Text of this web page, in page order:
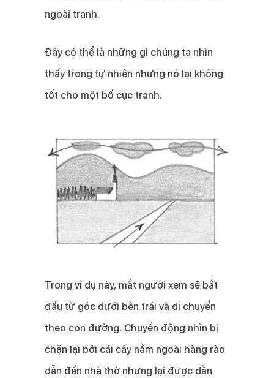
ngoài tranh.
Đây có thể là những gì chúng ta nhìn
thấy trong tự nhiên nhưng nó lại không
tốt cho một bố cục tranh.
Trong ví dụ này, mắt người xem sẽ bắt
đầu từ góc dưới bên trái và di chuyển
theo con đường. Chuyển động nhìn bị
chặn lại bởi cái cây nằm ngoài hàng rào
dẫn đến nhà thờ nhưng lại được dẫn